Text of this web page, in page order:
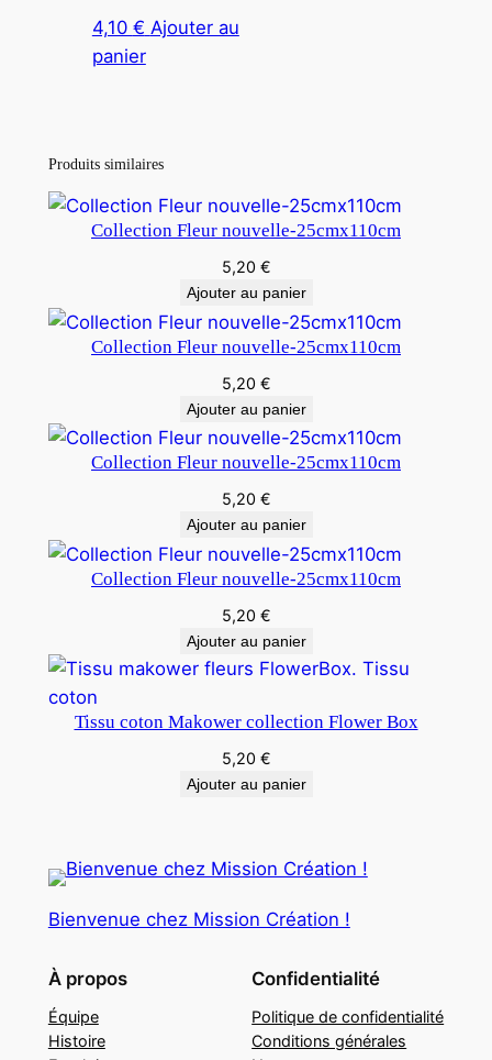
4,10 € Ajouter au
panier
Produits similaires
Collection Fleur nouvelle-25cmx110cm
5,20 €
Ajouter au panier
Collection Fleur nouvelle-25cmx110cm
5,20 €
Ajouter au panier
Collection Fleur nouvelle-25cmx110cm
5,20 €
Ajouter au panier
Collection Fleur nouvelle-25cmx110cm
5,20 €
Ajouter au panier
Tissu coton Makower collection Flower Box
5,20 €
Ajouter au panier
Bienvenue chez Mission Création !
À propos
Équipe
Histoire
Confidentialité
Politique de confidentialité
Conditions générales